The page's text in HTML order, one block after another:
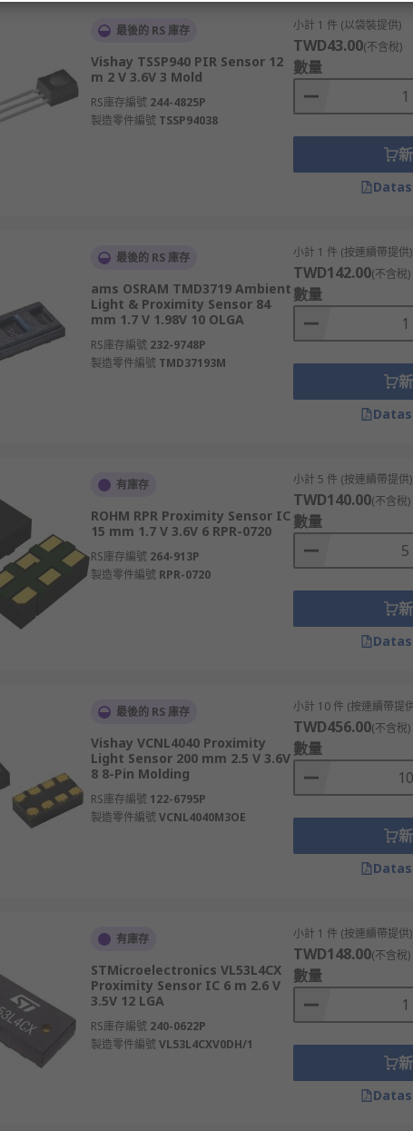
最後的 RS 庫存
Vishay TSSP940 PIR Sensor 12
m 2 V 3.6V 3 Mold
RS庫存編號 244-4825P
製造零件編號 TSSP94038
小計 1 件 (以袋裝提供)
TWD43.00(不含稅)
數量
最後的 RS 庫存
ams OSRAM TMD3719 Ambient
Light & Proximity Sensor 84
mm 1.7 V 1.98V 10 OLGA
RS庫存編號 232-9748P
製造零件編號 TMD37193M
小計 1 件 (按連續帶提供)
TWD142.00(不含稅)
數量
有庫存
ROHM RPR Proximity Sensor IC
15 mm 1.7 V 3.6V 6 RPR-0720
RS庫存編號 264-913P
製造零件編號 RPR-0720
小計 5 件 (按連續帶提供)
TWD140.00(不含稅)
數量
最後的 RS 庫存
Vishay VCNL4040 Proximity
Light Sensor 200 mm 2.5 V 3.6V
8 8-Pin Molding
RS庫存編號 122-6795P
製造零件編號VCNL4040M3OE
小計 10 件 (按連續帶提
TWD456.00(不含稅)
數量
有庫存
STMicroelectronics VL53L4CX
Proximity Sensor IC 6 m 2.6 V
3.5V 12 LGA
RS庫存編號 240-0622P
製造零件編號VL53L4CXV0DH/1
小計 1 件 (按連續帶提供)
TWD148.00(不含稅)
數量